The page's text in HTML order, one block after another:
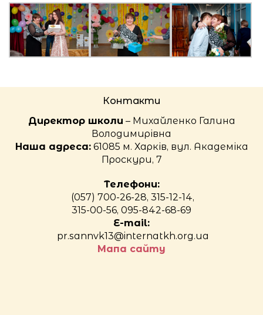
Контакти
Директор школи – Михайленко Галина
Володимирівна
Наша адреса:61085 м. Харків, вул. Академіка
Проскури, 7
Телефони:
(057) 700-26-28, 315-12-14,
315-00-56, 095-842-68-69
E-mail:
pr.sannvk13@internatkh.org.ua
Мапа сайту